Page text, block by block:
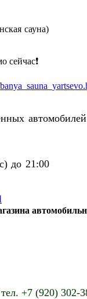
сауна)
сейчас❗️
до 21:00
+7 (920) 302-